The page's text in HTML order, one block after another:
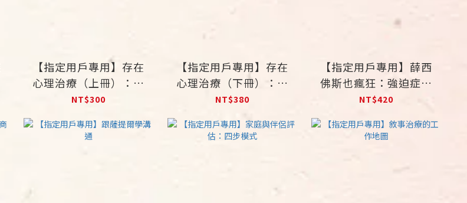
【指定用戶專用】存在
心理治療（上冊）：死
亡
NT$300
【指定用戶專用】存在
心理治療（下冊）：自
由、孤獨、無意義
NT$380
【指定用戶專用】薛西
佛斯也瘋狂：強迫症的
認識與治療（修訂新
NT$420